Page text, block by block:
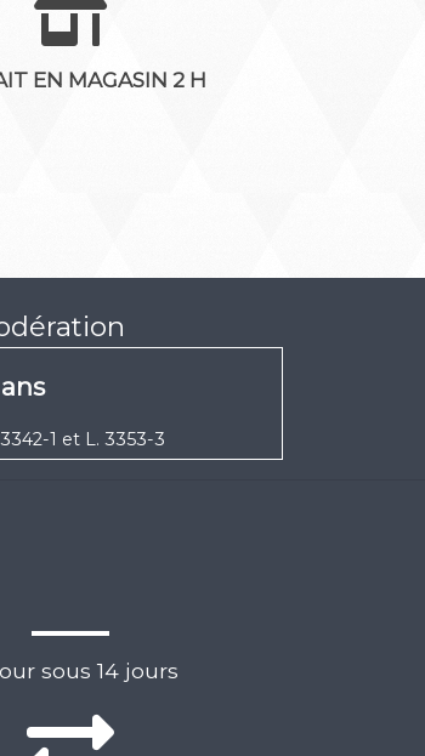
EN MAGASIN 2 H
1 et L. 3353-3
sous 14 jours